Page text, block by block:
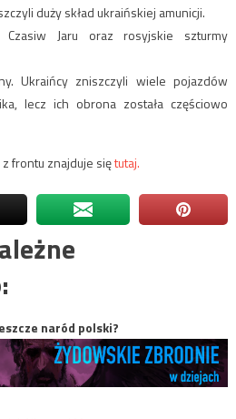
duży skład ukraińskiej amunicji.
Czasiw Jaru oraz rosyjskie szturmy
Ukraińcy zniszczyli wiele pojazdów
lecz ich obrona została częściowo
frontu znajduje siętutaj.
naród polski?